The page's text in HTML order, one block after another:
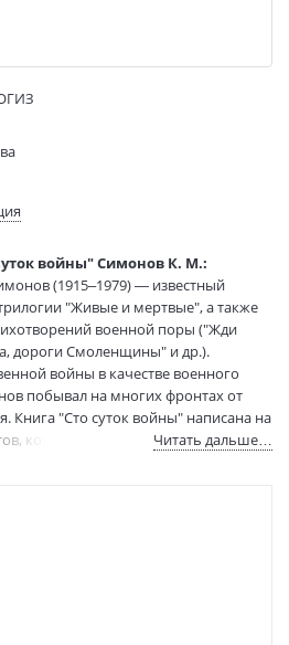
переплет
1/32
войны" Симонов К. М.:
(1915–1979) — известный
"Живые и мертвые", а также
военной поры ("Жди
дороги Смоленщины" и др.).
войны в качестве военного
побывал на многих фронтах от
Книга "Сто суток войны" написана на
которые писатель вел в первые
проверил и
войны, увидеть непростые
Правдиво и откровенно автор
на себя первый, самый страшный,
Читать дальше…